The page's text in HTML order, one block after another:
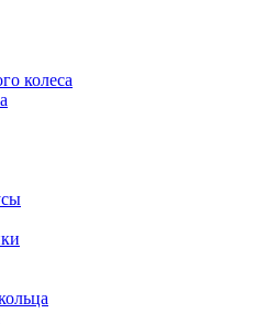
колеса